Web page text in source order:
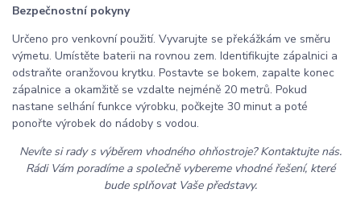
Bezpečnostní pokyny
Určeno pro venkovní použití. Vyvarujte se překážkám ve směru
výmetu. Umístěte baterii na rovnou zem. Identifikujte zápalnici a
odstraňte oranžovou krytku. Postavte se bokem, zapalte konec
zápalnice a okamžitě se vzdalte nejméně 20 metrů. Pokud
nastane selhání funkce výrobku, počkejte 30 minut a poté
ponořte výrobek do nádoby s vodou.
Nevíte si rady s výběrem vhodného ohňostroje? Kontaktujte nás.
Rádi Vám poradíme a společně vybereme vhodné řešení, které
bude splňovat Vaše představy.